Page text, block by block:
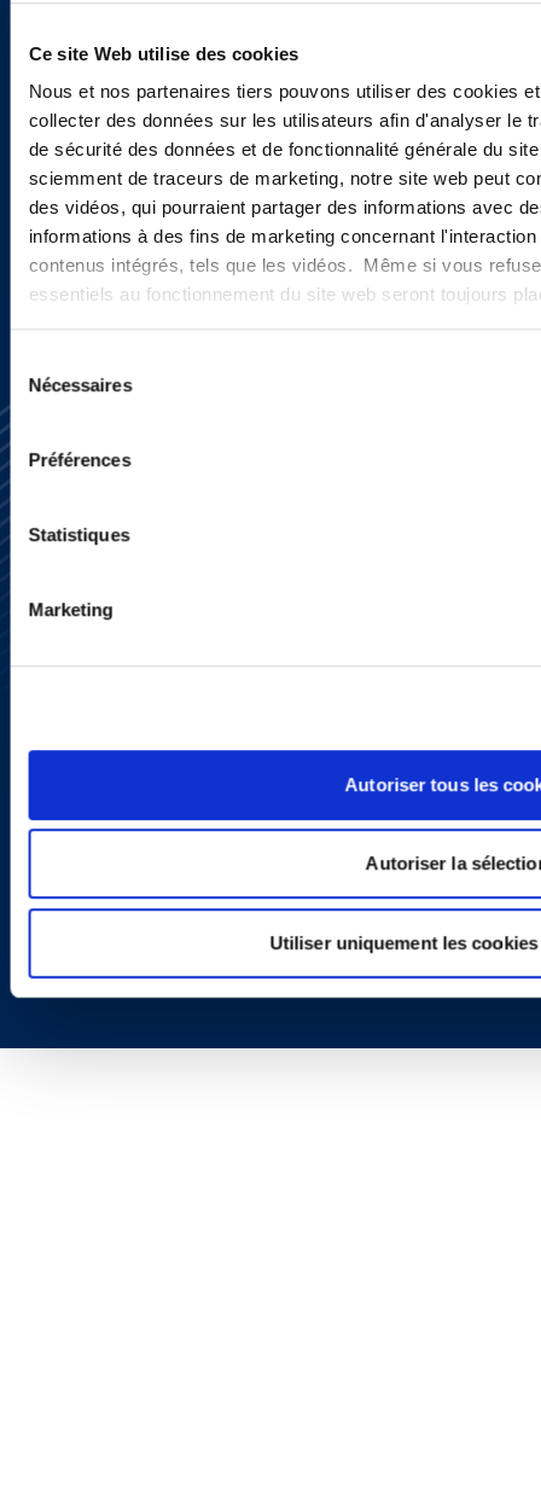
Ce site Web utilise des cookies
Nous et nos partenaires tiers pouvons utiliser des cookies
collecter des données sur les utilisateurs afin d'analyser le
de sécurité des données et de fonctionnalité générale du
sciemment de traceurs de marketing, notre site web peut
des vidéos, qui pourraient partager des informations avec
informations à des fins de marketing concernant
contenus intégrés, tels que les vidéos. Même si vous
essentiels au fonctionnement du site web seront toujours
Nécessaires
Préférences
Statistiques
Marketing
Autoriser tous les
Autoriser la
Utiliser uniquement les
Sign up to receive emails about
new developments and upcoming
programs.
SIGN UP NOW
YouTube
X
Copyright © 2026 | Ogletree Deakins